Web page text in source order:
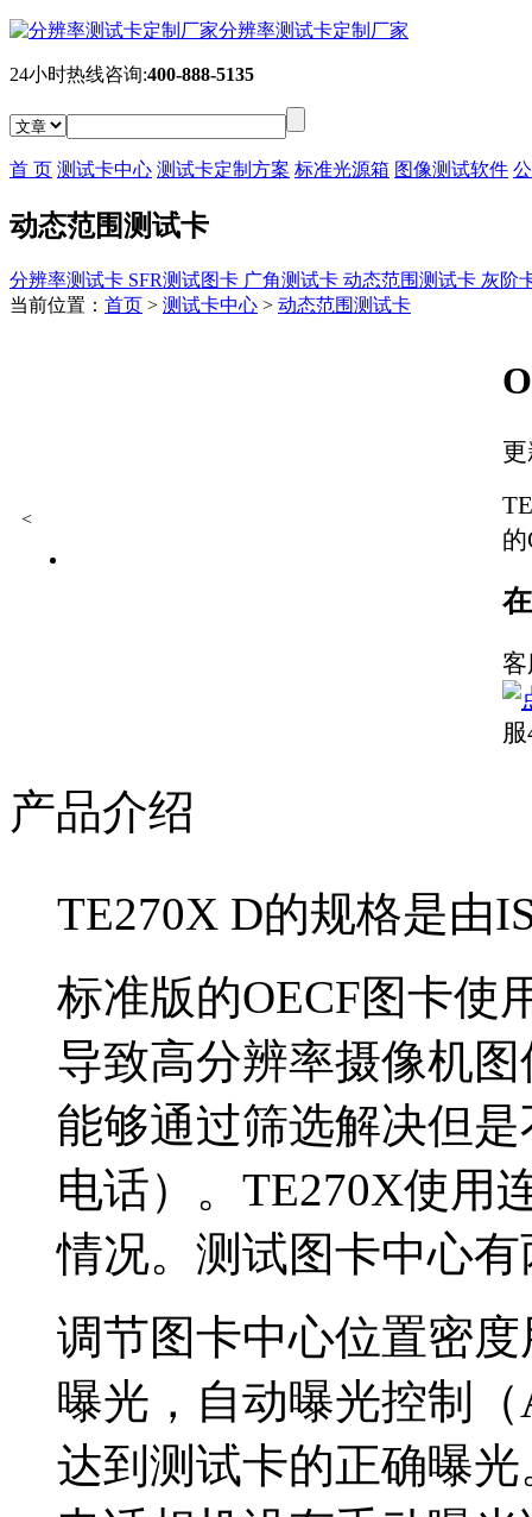
分辨率测试卡定制厂家
24小时热线咨询:400-888-5135
首 页 测试卡中心 测试卡定制方案 标准光源箱 图像测试软件
动态范围测试卡
分辨率测试卡 SFR测试图卡 广角测试卡 动态范围测试卡 灰阶
当前位置： 首页 > 测试卡中心 > 动态范围测试卡
<
产品介绍
TE270X D的规格是由
标准版的OECF图卡使
导致高分辨率摄像机
能够通过筛选解决但
电话）。 TE270X使用
情况。测试图卡中心
调节图卡中心位置密
曝光，自动曝光控制（
达到测试卡的正确曝